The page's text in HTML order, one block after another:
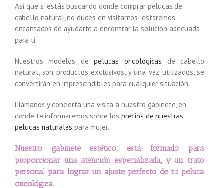
Así que si estás buscando dónde comprar pelucas de
cabello natural, no dudes en visitarnos; estaremos
encantados de ayudarte a encontrar la solución adecuada
para ti.
Nuestros modelos de pelucas oncológicas de cabello
natural, son productos exclusivos, y una vez utilizados, se
convertirán en imprescindibles para cualquier situación.
Llámanos y concierta una visita a nuestro gabinete, en
donde te informaremos sobre los precios de nuestras
pelucas naturales para mujer.
Nuestro gabinete estético, está formado para
proporcionar una atención especializada, y un trato
personal para lograr un ajuste perfecto de tu peluca
oncológica.